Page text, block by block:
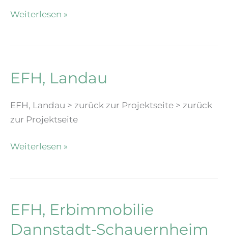
EFH,
Weiterlesen »
EFH, Landau
EFH, Landau > zurück zur Projektseite > zurück
zur Projektseite
EFH,
Weiterlesen »
EFH, Erbimmobilie
Dannstadt-Schauernheim